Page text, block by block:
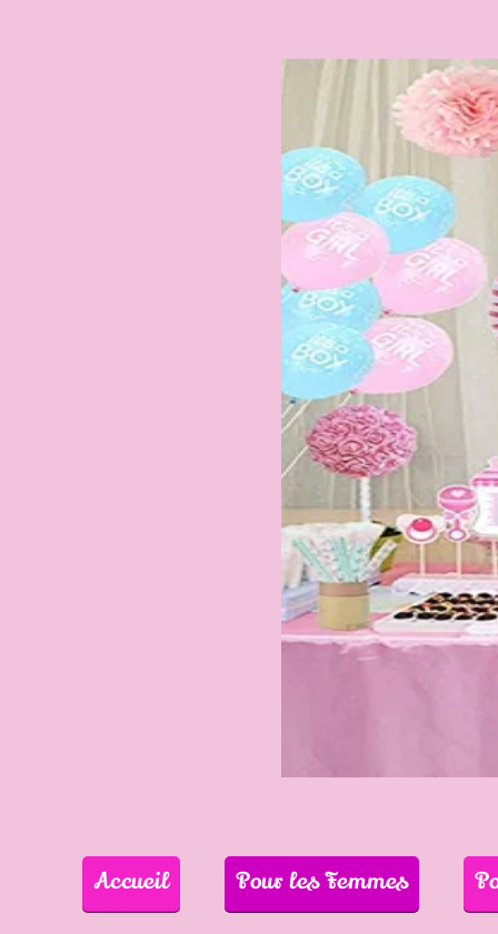
Accueil Pour les Femmes